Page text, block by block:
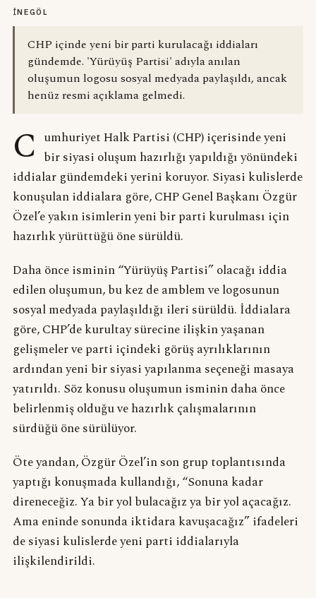
İNEGÖL
CHP içinde yeni bir parti kurulacağı iddiaları
gündemde. 'Yürüyüş Partisi' adıyla anılan
oluşumun logosu sosyal medyada paylaşıldı, ancak
henüz resmi açıklama gelmedi.
C umhuriyet Halk Partisi (CHP) içerisinde yeni
bir siyasi oluşum hazırlığı yapıldığı yönündeki
iddialar gündemdeki yerini koruyor. Siyasi kulislerde
konuşulan iddialara göre, CHP Genel Başkanı Özgür
Özel’e yakın isimlerin yeni bir parti kurulması için
hazırlık yürüttüğü öne sürüldü.
Daha önce isminin “Yürüyüş Partisi” olacağı iddia
edilen oluşumun, bu kez de amblem ve logosunun
sosyal medyada paylaşıldığı ileri sürüldü. İddialara
göre, CHP’de kurultay sürecine ilişkin yaşanan
gelişmeler ve parti içindeki görüş ayrılıklarının
ardından yeni bir siyasi yapılanma seçeneği masaya
yatırıldı. Söz konusu oluşumun isminin daha önce
belirlenmiş olduğu ve hazırlık çalışmalarının
sürdüğü öne sürülüyor.
Öte yandan, Özgür Özel’in son grup toplantısında
yaptığı konuşmada kullandığı, “Sonuna kadar
direneceğiz. Ya bir yol bulacağız ya bir yol açacağız.
Ama eninde sonunda iktidara kavuşacağız” ifadeleri
de siyasi kulislerde yeni parti iddialarıyla
ilişkilendirildi.